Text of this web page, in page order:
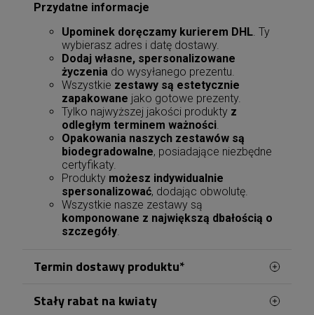
Przydatne informacje
Upominek doręczamy kurierem DHL. Ty
wybierasz adres i datę dostawy.
Dodaj własne, spersonalizowane
życzenia do wysyłanego prezentu.
Wszystkie zestawy są estetycznie
zapakowane jako gotowe prezenty.
Tylko najwyższej jakości produkty z
odległym terminem ważności.
Opakowania naszych zestawów są
biodegradowalne, posiadające niezbędne
certyfikaty.
Produkty możesz indywidualnie
spersonalizować, dodając obwolutę.
Wszystkie nasze zestawy są
komponowane z największą dbałością o
szczegóły.
Termin dostawy produktu*
Zamówienia na terenie Dąbrowy Górniczej
Stały rabat na kwiaty